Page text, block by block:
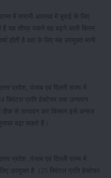
में वारानी अवस्था में बुवाई के लिए
यह शीघ्र पकने वह बढ़ने वाली किस्म
होती है वहां के लिए यह उपयुक्त मानी
प्रदेश, पंजाब एवं दिल्ली राज्य में
क्विंटल प्रति हेक्टेयर तक उत्पादन
ठीक से उत्पादन कर किसान इसे अनाज
बढ़ा सकते हैं।
प्रदेश ,पंजाब एवं दिल्ली राज्य में
उपयुक्त है ।25 क्विंटल प्रति हेक्टेयर